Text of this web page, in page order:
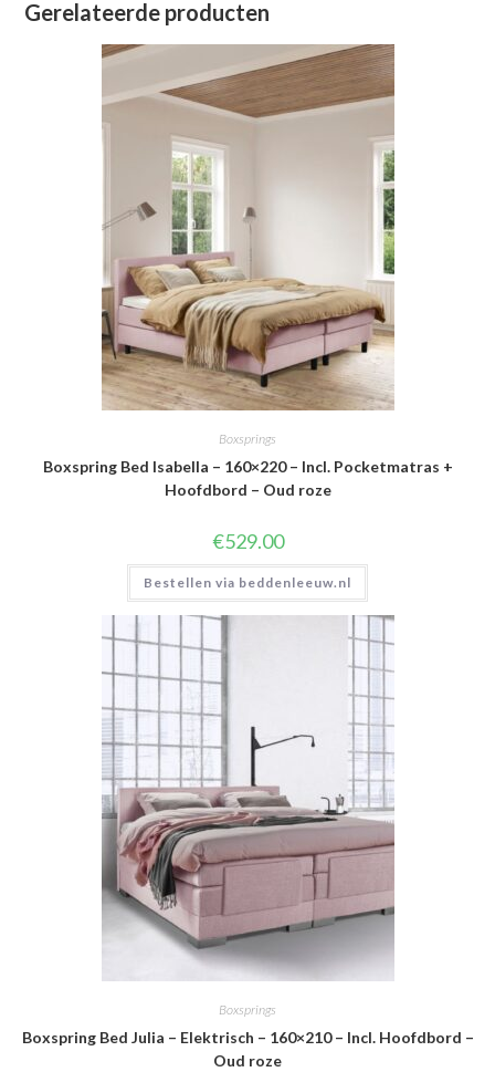
Gerelateerde producten
Boxsprings
Boxspring Bed Isabella – 160×220 – Incl. Pocketmatras +
Hoofdbord – Oud roze
€529.00
Bestellen via beddenleeuw.nl
Boxsprings
Boxspring Bed Julia – Elektrisch – 160×210 – Incl. Hoofdbord –
Oud roze